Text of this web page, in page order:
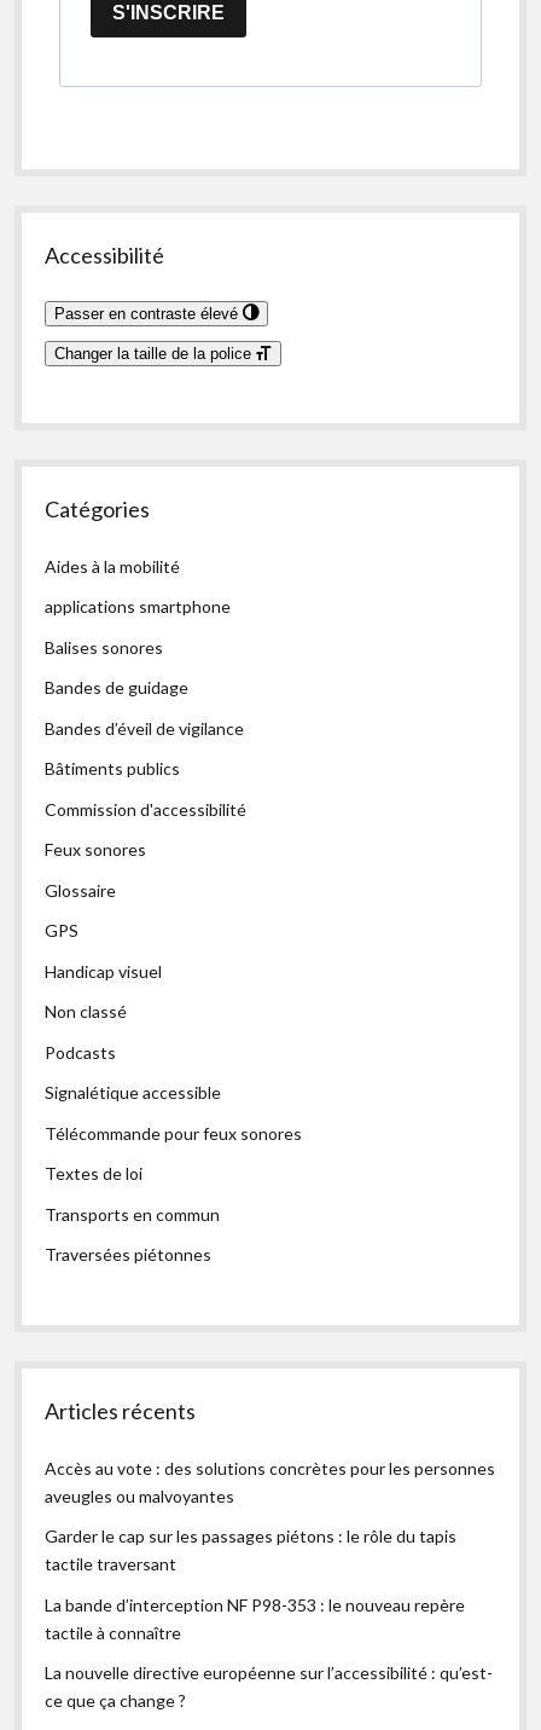
S'INSCRIRE
Accessibilité
Passer en contraste élevé
Changer la taille de la police
Catégories
Aides à la mobilité
applications smartphone
Balises sonores
Bandes de guidage
Bandes d’éveil de vigilance
Bâtiments publics
Commission d'accessibilité
Feux sonores
Glossaire
GPS
Handicap visuel
Non classé
Podcasts
Signalétique accessible
Télécommande pour feux sonores
Textes de loi
Transports en commun
Traversées piétonnes
Articles récents
Accès au vote : des solutions concrètes pour les personnes
aveugles ou malvoyantes
Garder le cap sur les passages piétons : le rôle du tapis
tactile traversant
La bande d’interception NF P98-353 : le nouveau repère
tactile à connaître
La nouvelle directive européenne sur l’accessibilité : qu’est-
ce que ça change ?